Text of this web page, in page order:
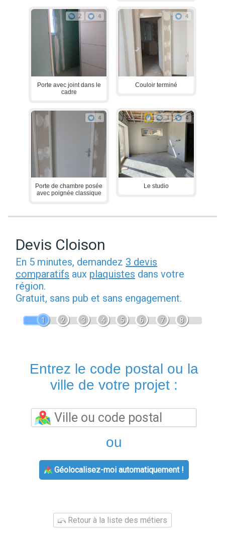
2 4
Porte avec joint dans le
cadre
4
Couloir terminé
4
Porte de chambre posée
avec poignée classique
1 4
Le studio
Devis Cloison
En 5 minutes, demandez 3 devis
comparatifs aux plaquistes dans votre
région.
Gratuit, sans pub et sans engagement.
1 2 3 4 5 6 7 8
Entrez le code postal ou la
ville de votre projet :
ou
Géolocalisez-moi automatiquement !
Retour à la liste des métiers